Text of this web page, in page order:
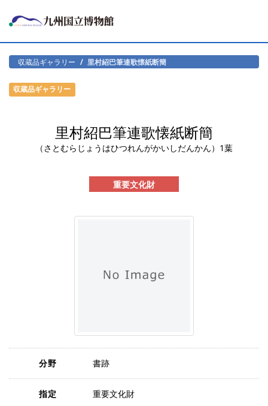
収蔵品ギャラリー 里村紹巴筆連歌懐紙断簡
収蔵品ギャラリー
里村紹巴筆連歌懐紙断簡
（さとむらじょうはひつれんがかいしだんかん）1葉
重要文化財
分野 書跡
指定 重要文化財